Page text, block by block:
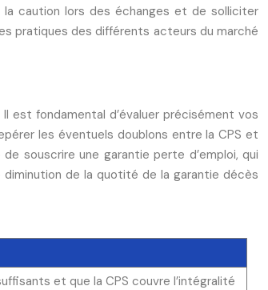
caution lors des échanges et de solliciter
pratiques des différents acteurs du marché
est fondamental d’évaluer précisément vos
les éventuels doublons entre la CPS et
souscrire une garantie perte d’emploi, qui
de la quotité de la garantie décès
et que la CPS couvre l’intégralité